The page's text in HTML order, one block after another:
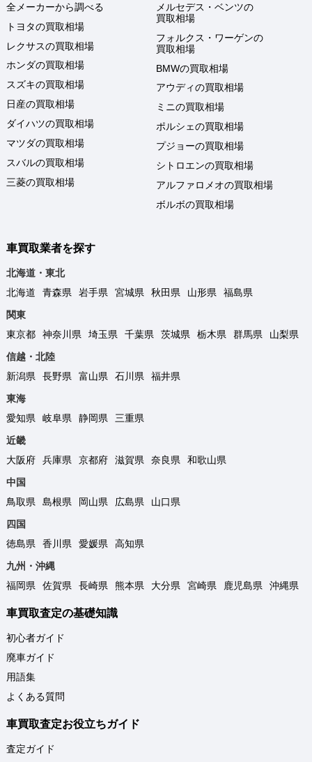
全メーカーから調べる
トヨタの買取相場
レクサスの買取相場
ホンダの買取相場
スズキの買取相場
日産の買取相場
ダイハツの買取相場
マツダの買取相場
スバルの買取相場
三菱の買取相場
メルセデス・ベンツの
買取相場
フォルクス・ワーゲンの
買取相場
BMWの買取相場
アウディの買取相場
ミニの買取相場
ポルシェの買取相場
プジョーの買取相場
シトロエンの買取相場
アルファロメオの買取相場
ボルボの買取相場
車買取業者を探す
北海道・東北
北海道
青森県 岩手県 宮城県 秋田県 山形県
福島県
関東
東京都
神奈川県 埼玉県 千葉県 茨城県 栃木県 群馬県
山梨県
信越・北陸
新潟県
長野県 富山県 石川県
福井県
東海
愛知県
岐阜県 静岡県
三重県
近畿
大阪府
兵庫県 京都府 滋賀県 奈良県
和歌山県
中国
鳥取県
島根県 岡山県 広島県
山口県
四国
徳島県
香川県 愛媛県
高知県
九州・沖縄
福岡県
佐賀県 長崎県 熊本県 大分県 宮崎県 鹿児島県 沖縄県
車買取査定の基礎知識
初心者ガイド
廃車ガイド
用語集
よくある質問
車買取査定お役立ちガイド
査定ガイド